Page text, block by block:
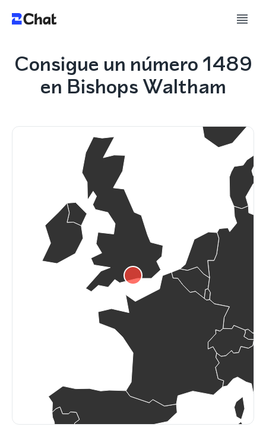
Consigue un número 1489
en Bishops Waltham